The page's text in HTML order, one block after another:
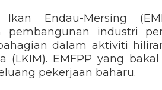
Ikan Endau-Mersing
pembangunan industri
dalam aktiviti
(LKIM). EMFPP yang
pekerjaan baharu.